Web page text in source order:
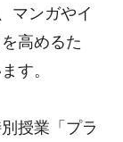
マンガやイ
高めるた
す。
授業「プラ